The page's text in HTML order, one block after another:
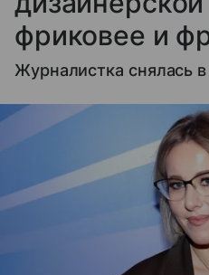
фриковее и
Журналистка снялась